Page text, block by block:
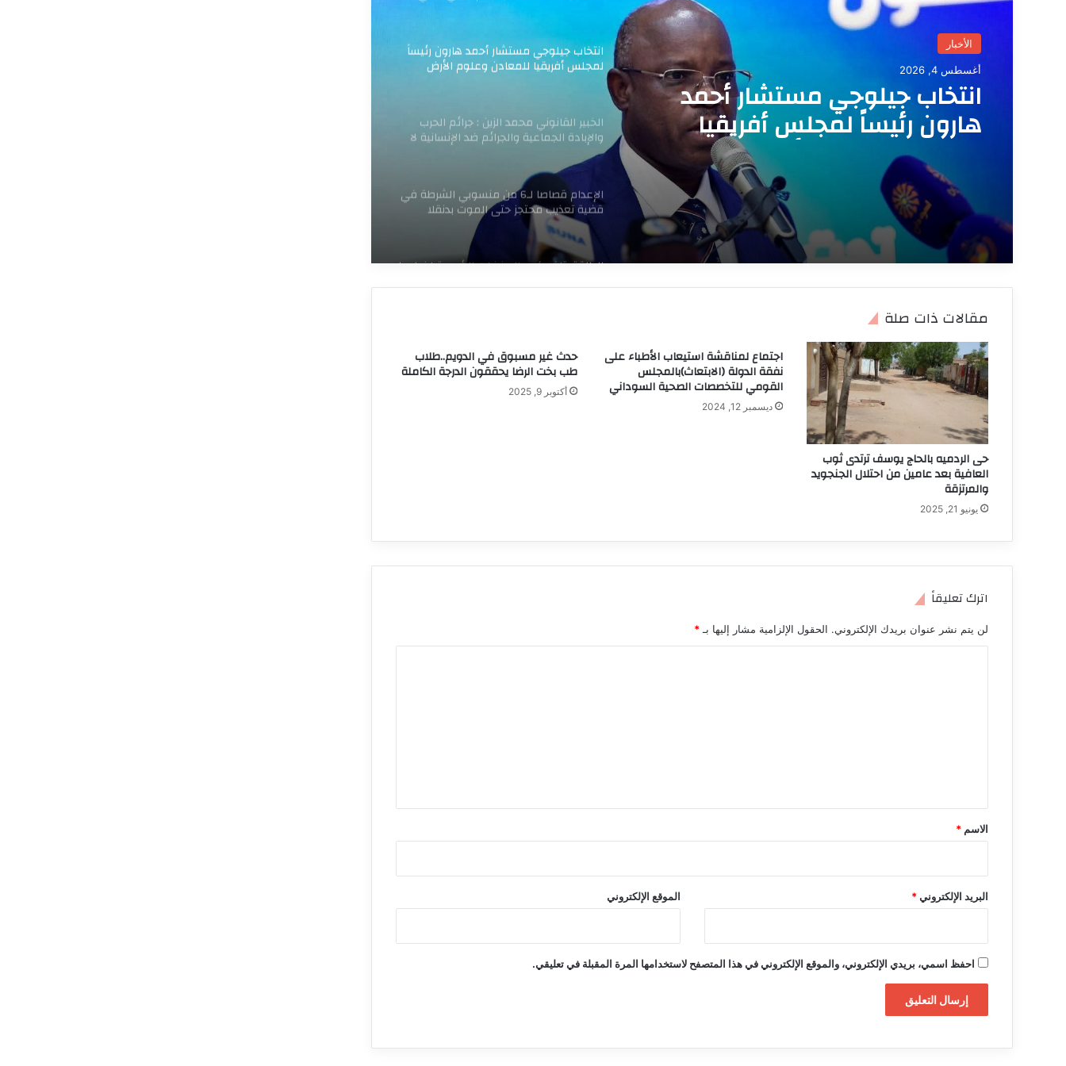
الأخبار
أغسطس 4, 2026
انتخاب جيلوجي مستشار أحمد
هارون رئيساً لمجلس أفريقيا
للمعادن وعلوم الأرض
وزارة الصحة تطلق (ماراثون المشي) بالساحة
انتخاب جيلوجي مستشار أحمد هارون رئيساً
لمجلس أفريقيا للمعادن وعلوم الأرض
الخبير القانوني محمد الزين : جرائم الحرب
والإبادة الجماعية والجرائم ضد الإنسانية لا
تسقط بالتقادم ولا يجوز التنازل عنها
الإعدام قصاصا لـ6 من منسوبي الشرطة في
قضية تعذيب محتجز حتى الموت بدنقلا
الطاقة: تلف كبير بالمغذيات الرئيسية لخطوط
تختتم مؤتمرها العلمي بالخرطوم
المعاشات وإنشاء مستشفى للتعليم العالي
الخبير القانوني محمد الزين : جرائم الحرب
تسقط بالتقادم ولا يجوز التنازل عنها
الإعدام قصاصا لـ6 من منسوبي الشرطة في
مقالات ذات صلة
حى الردميه بالحاج يوسف ترتدى ثوب
العافية بعد عامين من احتلال الجنجويد
والمرتزقة
يونيو 21, 2025
اجتماع لمناقشة استيعاب الأطباء على
نفقة الدولة (الابتعاث)بالمجلس
القومي للتخصصات الصحية السوداني
ديسمبر 12, 2024
حدث غير مسبوق في الدويم..طلاب
طب بخت الرضا يحققون الدرجة الكاملة
أكتوبر 9, 2025
اترك تعليقاً
لن يتم نشر عنوان بريدك الإلكتروني. الحقول الإلزامية مشار إليها بـ *
*
الاسم *
البريد الإلكتروني* الموقع الإلكتروني
احفظ اسمي، بريدي الإلكتروني، والموقع الإلكتروني في هذا المتصفح لاستخدامها المرة المقبلة في تعليقي.